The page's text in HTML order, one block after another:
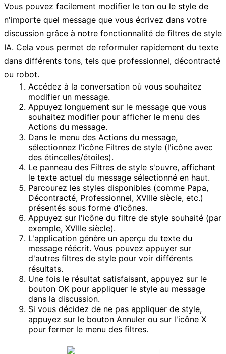
Vous pouvez facilement modifier le ton ou le style de
n'importe quel message que vous écrivez dans votre
discussion grâce à notre fonctionnalité de filtres de style
IA. Cela vous permet de reformuler rapidement du texte
dans différents tons, tels que professionnel, décontracté
ou robot.
Accédez à la conversation où vous souhaitez
modifier un message.
Appuyez longuement sur le message que vous
souhaitez modifier pour afficher le menu des
Actions du message.
Dans le menu des Actions du message,
sélectionnez l'icône Filtres de style (l'icône avec
des étincelles/étoiles).
Le panneau des Filtres de style s'ouvre, affichant
le texte actuel du message sélectionné en haut.
Parcourez les styles disponibles (comme Papa,
Décontracté, Professionnel, XVIIIe siècle, etc.)
présentés sous forme d'icônes.
Appuyez sur l'icône du filtre de style souhaité (par
exemple, XVIIIe siècle).
L'application génère un aperçu du texte du
message réécrit. Vous pouvez appuyer sur
d'autres filtres de style pour voir différents
résultats.
Une fois le résultat satisfaisant, appuyez sur le
bouton OK pour appliquer le style au message
dans la discussion.
Si vous décidez de ne pas appliquer de style,
appuyez sur le bouton Annuler ou sur l'icône X
pour fermer le menu des filtres.